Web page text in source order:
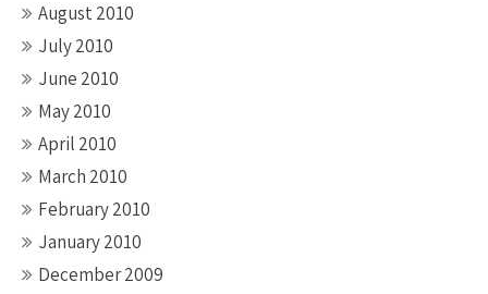
August 2010
July 2010
June 2010
May 2010
April 2010
March 2010
February 2010
January 2010
December 2009